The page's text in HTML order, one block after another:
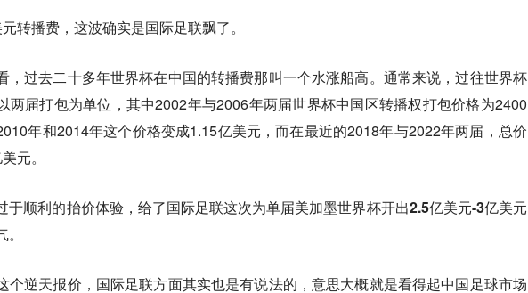
转播费，这波确实是国际足联飘了。
，过去二十多年世界杯在中国的转播费那叫一个水涨船高。 通常来说，过往世界杯
两届打包为单位，其中2002年与2006年两届世界杯中国区转播权打包价格为2400
年和2014年这个价格变成1.15亿美元，而在最近的2018年与2022年两届，总价
元。
于顺利的抬价体验， 给了国际足联这次为单届美加墨世界杯开出2.5亿美元-3亿美元
个逆天报价，国际足联方面其实也是有说法的， 意思大概就是看得起中国足球市场